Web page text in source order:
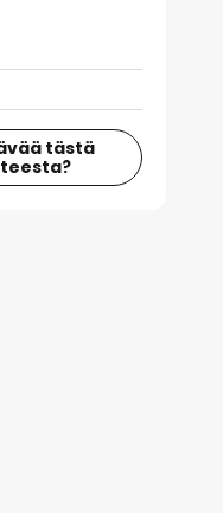
tästä